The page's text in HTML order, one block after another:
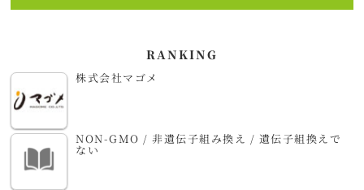
RANKING
株式会社マゴメ
NON-GMO / 非遺伝子組み換え / 遺伝子組換えで
ない